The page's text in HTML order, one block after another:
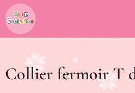
Collier fermoir T